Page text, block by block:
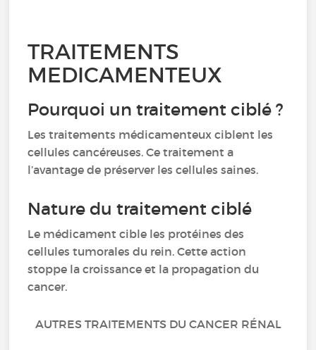
TRAITEMENTS
MEDICAMENTEUX
Pourquoi un traitement ciblé ?
Les traitements médicamenteux ciblent les
cellules cancéreuses. Ce traitement a
l’avantage de préserver les cellules saines.
Nature du traitement ciblé
Le médicament cible les protéines des
cellules tumorales du rein. Cette action
stoppe la croissance et la propagation du
cancer.
AUTRES TRAITEMENTS DU CANCER RÉNAL